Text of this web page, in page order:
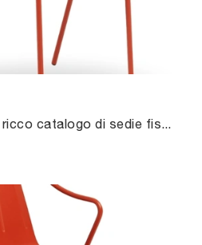
Clicca per scoprire un ricco catalogo di sedie fisse per stanze design: il modello Ola Cuoio di Midj ti attende!